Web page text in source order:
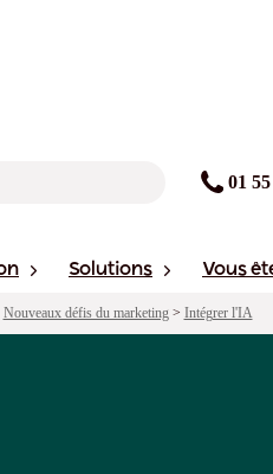
01
Solutions Vous
Nouveaux défis du marketing> Intégrer l'IA